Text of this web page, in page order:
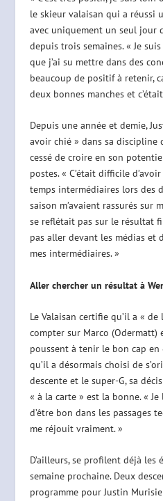
le skieur valaisan qui a réussi
avec uniquement un seul jour
depuis trois semaines. « Je
que j’ai su mettre dans des
beaucoup de positif à retenir,
deux bonnes manches et
Depuis une année et demie,
avoir chié » dans sa discipline
cessé de croire en son
postes. « C’était difficile
temps intermédiaires lors des
saison m’avaient rassurés sur
se reflétait pas sur le résultat
pas aller devant les médias et
mes intermédiaires. »
Aller chercher un résultat à
Le Valaisan certifie qu’il a «
compter sur Marco (Odermatt)
poussent à tenir le bon cap en
qu’il a désormais choisi de
descente et le super-G, sa
« à la carte » est la bonne. «
d’être bon dans les passages
me réjouit vraiment. »
D’ailleurs, se profilent déjà les
semaine prochaine. Deux
programme pour Justin